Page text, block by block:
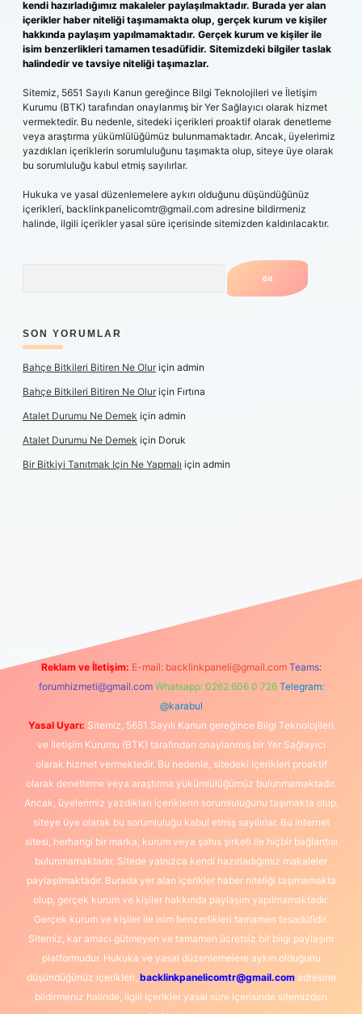
kendi hazırladığımız makaleler paylaşılmaktadır. Burada yer alan
içerikler haber niteliği taşımamakta olup, gerçek kurum ve kişiler
hakkında paylaşım yapılmamaktadır. Gerçek kurum ve kişiler ile
isim benzerlikleri tamamen tesadüfidir. Sitemizdeki bilgiler taslak
halindedir ve tavsiye niteliği taşımazlar.
Sitemiz, 5651 Sayılı Kanun gereğince Bilgi Teknolojileri ve İletişim
Kurumu (BTK) tarafından onaylanmış bir Yer Sağlayıcı olarak hizmet
vermektedir. Bu nedenle, sitedeki içerikleri proaktif olarak denetleme
veya araştırma yükümlülüğümüz bulunmamaktadır. Ancak, üyelerimiz
yazdıkları içeriklerin sorumluluğunu taşımakta olup, siteye üye olarak
bu sorumluluğu kabul etmiş sayılırlar.
Hukuka ve yasal düzenlemelere aykırı olduğunu düşündüğünüz
içerikleri, backlinkpanelicomtr@gmail.com adresine bildirmeniz
halinde, ilgili içerikler yasal süre içerisinde sitemizden kaldırılacaktır.
SON YORUMLAR
Bahçe Bitkileri Bitiren Ne Oluriçin admin
Bahçe Bitkileri Bitiren Ne Oluriçin Fırtına
Atalet Durumu Ne Demek için admin
Atalet Durumu Ne Demek için Doruk
Bir Bitkiyi Tanıtmak Için Ne Yapmalı için admin
Reklam ve İletişim: E-mail: backlinkpaneli@gmail.com Teams:
forumhizmeti@gmail.com Whatsapp: 0262 606 0 726 Telegram:
@karabul
Yasal Uyarı: Sitemiz, 5651 Sayılı Kanun gereğince Bilgi Teknolojileri
ve İletişim Kurumu (BTK) tarafından onaylanmış bir Yer Sağlayıcı
olarak hizmet vermektedir. Bu nedenle, sitedeki içerikleri proaktif
olarak denetleme veya araştırma yükümlülüğümüz bulunmamaktadır.
Ancak, üyelerimiz yazdıkları içeriklerin sorumluluğunu taşımakta olup,
siteye üye olarak bu sorumluluğu kabul etmiş sayılırlar. Bu internet
sitesi, herhangi bir marka, kurum veya şahıs şirketi ile hiçbir bağlantısı
bulunmamaktadır. Sitede yalnızca kendi hazırladığımız makaleler
paylaşılmaktadır. Burada yer alan içerikler haber niteliği taşımamakta
olup, gerçek kurum ve kişiler hakkında paylaşım yapılmamaktadır.
Gerçek kurum ve kişiler ile isim benzerlikleri tamamen tesadüfidir.
Sitemiz, kar amacı gütmeyen ve tamamen ücretsiz bir bilgi paylaşım
platformudur. Hukuka ve yasal düzenlemelere aykırı olduğunu
düşündüğünüz içerikleri, backlinkpanelicomtr@gmail.comadresine
bildirmeniz halinde, ilgili içerikler yasal süre içerisinde sitemizden